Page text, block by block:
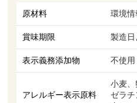
原材料 環境
賞味期限 製造
表示義務添加物 不使用
アレルギー表示原料
小麦、
ゼラ